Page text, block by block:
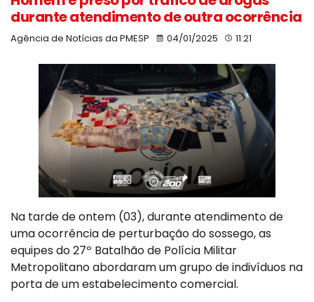
durante atendimento de outra ocorrência
Agência de Notícias da PMESP 04/01/2025 11:21
Na tarde de ontem (03), durante atendimento de
uma ocorrência de perturbação do sossego, as
equipes do 27º Batalhão de Polícia Militar
Metropolitano abordaram um grupo de indivíduos na
porta de um estabelecimento comercial.